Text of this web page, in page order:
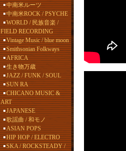
中南米ルーツ
中南米ROCK / PSYCHE
WORLD / 民族音楽 /
FIELD RECORDING
Vintage Music / blue moon
Smithsonian Folkways
AFRICA
生き物万歳
JAZZ / FUNK / SOUL
SUN RA
CHICANO MUSIC &
ART
JAPANESE
歌謡曲 / 和モノ
ASIAN POPS
HIP HOP / ELECTRO
SKA / ROCKSTEADY /